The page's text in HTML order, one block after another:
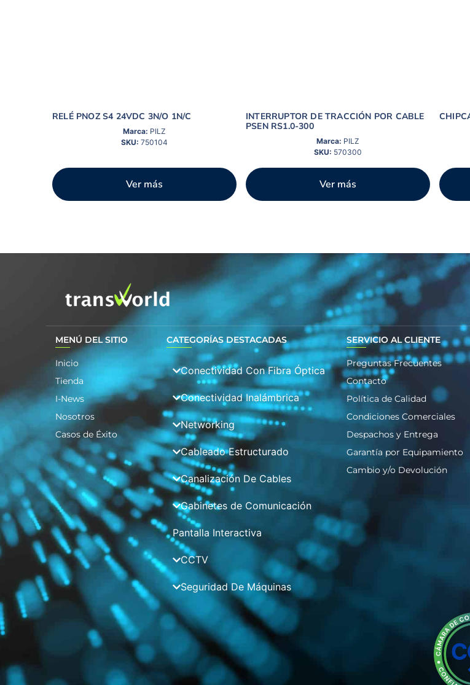
RELÉ PNOZ S4 24VDC 3N/O 1N/C
Marca: PILZ
SKU: 750104
Ver más
INTERRUPTOR DE TRACCIÓN POR CABLE
PSEN RS1.0-300
Marca: PILZ
SKU: 570300
Ver más
MENÚ DEL SITIO
Inicio
Tienda
I-News
Nosotros
Casos de Éxito
CATEGORÍAS DESTACADAS
Conectividad Con Fibra Óptica
Conectividad Inalámbrica
Networking
Cableado Estructurado
Canalización De Cables
Gabinetes de Comunicación
Pantalla Interactiva
CCTV
Seguridad De Máquinas
SERVICIO AL CLIENTE
Preguntas Frecuentes
Contacto
Política de Calidad
Condiciones Comerciales
Despachos y Entrega
Garantía por Equipamiento
Cambio y/o Devolución